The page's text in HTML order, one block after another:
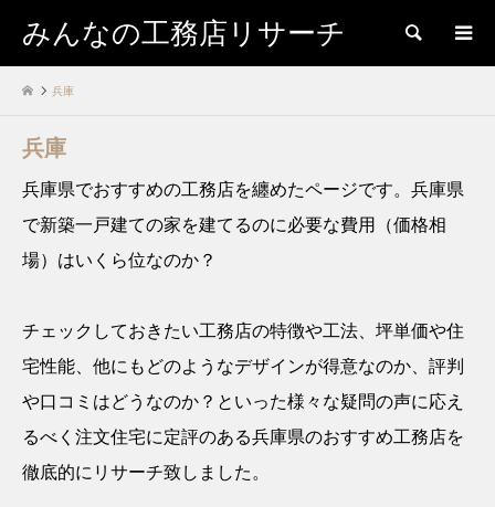
みんなの工務店リサーチ 検索
兵庫
兵庫
兵庫県でおすすめの工務店を纏めたページです。兵庫県
で新築一戸建ての家を建てるのに必要な費用（価格相
場）はいくら位なのか？
チェックしておきたい工務店の特徴や工法、坪単価や住
宅性能、他にもどのようなデザインが得意なのか、評判
や口コミはどうなのか？といった様々な疑問の声に応え
るべく注文住宅に定評のある兵庫県のおすすめ工務店を
徹底的にリサーチ致しました。